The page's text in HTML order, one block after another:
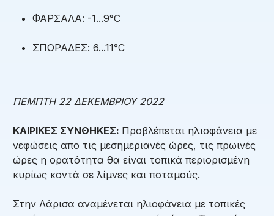
ΦΑΡΣΑΛΑ: -1...9°C
ΣΠΟΡΑΔΕΣ: 6...11°C
ΠΕΜΠΤΗ 22 ΔΕΚΕΜΒΡΙΟΥ 2022
ΚΑΙΡΙΚΕΣ ΣΥΝΘΗΚΕΣ: Προβλέπεται ηλιοφάνεια με
νεφώσεις απο τις μεσημεριανές ώρες, τις πρωινές
ώρες η ορατότητα θα είναι τοπικά περιορισμένη
κυρίως κοντά σε λίμνες και ποταμούς.
Στην Λάρισα αναμένεται ηλιοφάνεια με τοπικές